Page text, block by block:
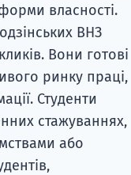
власності.
ВНЗ
Вони готові
ринку праці,
Студенти
стажуваннях,
або